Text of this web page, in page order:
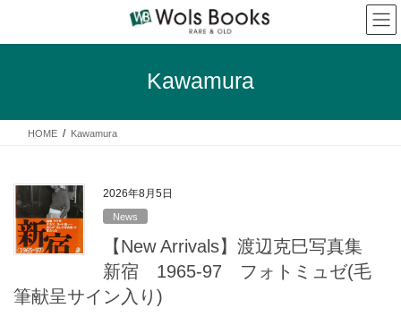
テ
ス
ゲ
ン
Kawamura
HOME Kawamura
2026年8月5日
News
【New Arrivals】渡辺克巳写真集
新宿 1965-97 フォトミュゼ(毛
筆献呈サイン入り)